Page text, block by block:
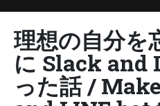
理想の自分を
に Slack and
った話 /